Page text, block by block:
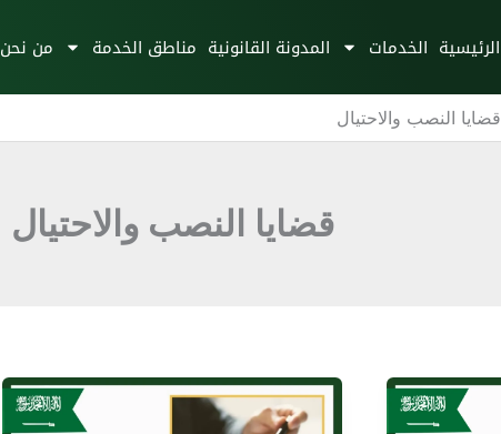
الرئيسية الخدمات المدونة القانونية مناطق الخدمة من نحن
قضايا النصب والاحتيال
قضايا النصب والاحتيال